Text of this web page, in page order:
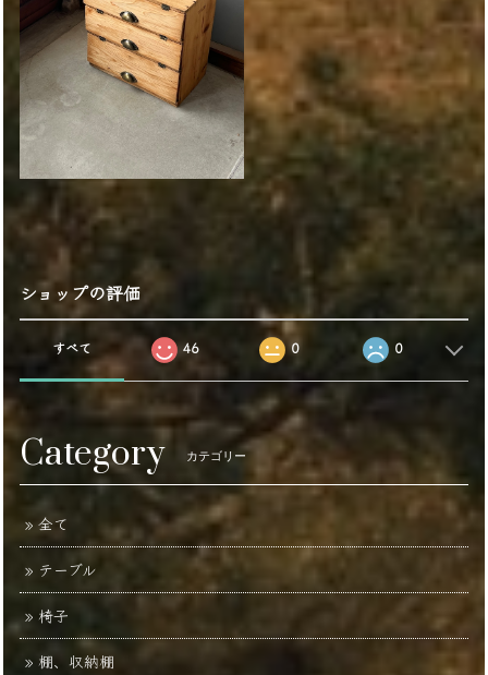
ショップの評価
すべて 46 0 0
Category カテゴリー
全て
テーブル
椅子
棚、収納棚